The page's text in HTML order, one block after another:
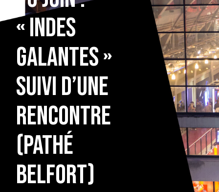
« Indes
Galantes »
suivi d’une
rencontre
(Pathé
Belfort)